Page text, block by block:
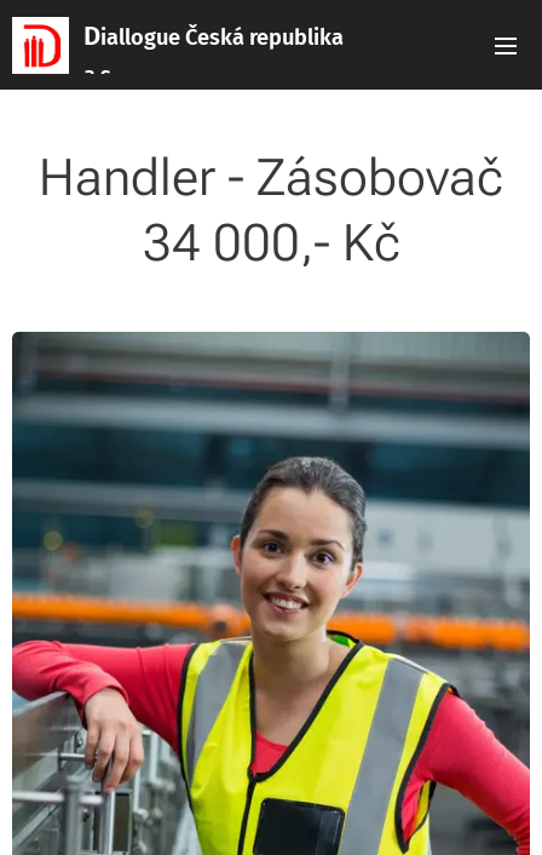
Diallogue Česká republika
a.s.
Handler - Zásobovač
34 000,- Kč